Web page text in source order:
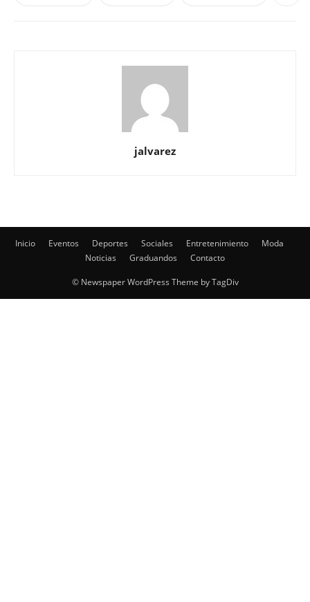
jalvarez
Inicio Eventos Deportes Sociales Entretenimiento
Moda
Noticias
Graduandos Contacto
© Newspaper WordPress Theme by TagDiv